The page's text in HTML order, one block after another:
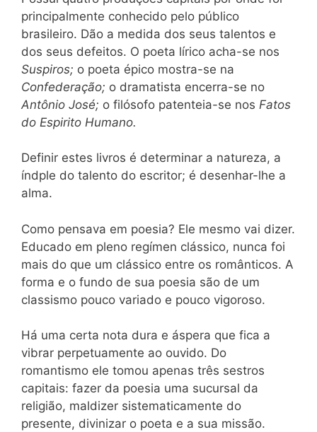
principalmente conhecido pelo público
brasileiro. Dão a medida dos seus talentos e
dos seus defeitos. O poeta lírico acha-se nos
Suspiros; o poeta épico mostra-se na
Confederação; o dramatista encerra-se no
Antônio José; o filósofo patenteia-se nos Fatos
do Espirito Humano.
Definir estes livros é determinar a natureza, a
índple do talento do escritor; é desenhar-lhe a
alma.
Como pensava em poesia? Ele mesmo vai dizer.
Educado em pleno regímen clássico, nunca foi
mais do que um clássico entre os românticos. A
forma e o fundo de sua poesia são de um
classismo pouco variado e pouco vigoroso.
Há uma certa nota dura e áspera que fica a
vibrar perpetuamente ao ouvido. Do
romantismo ele tomou apenas três sestros
capitais: fazer da poesia uma sucursal da
religião, maldizer sistematicamente do
presente, divinizar o poeta e a sua missão.